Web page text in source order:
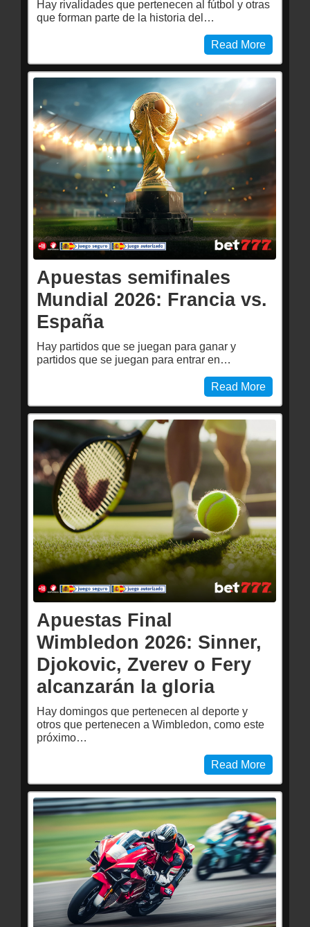
Hay rivalidades que pertenecen al fútbol y otras
que forman parte de la historia del…
Read More
Apuestas semifinales
Mundial 2026: Francia vs.
España
Hay partidos que se juegan para ganar y
partidos que se juegan para entrar en…
Read More
Apuestas Final
Wimbledon 2026: Sinner,
Djokovic, Zverev o Fery
alcanzarán la gloria
Hay domingos que pertenecen al deporte y
otros que pertenecen a Wimbledon, como este
próximo…
Read More